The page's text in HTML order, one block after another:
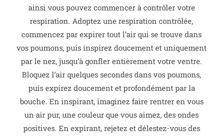
ainsi vous pouvez commencer à contrôler votre
respiration. Adoptez une respiration contrôlée,
commencez par expirer tout l’air qui se trouve dans
vos poumons, puis inspirez doucement et uniquement
par le nez, jusqu’à gonfler entièrement votre ventre.
Bloquez l’air quelques secondes dans vos poumons,
puis expirez doucement et profondément par la
bouche. En inspirant, imaginez faire rentrer en vous
un air pur, une couleur que vous aimez, des ondes
positives. En expirant, rejetez et délestez-vous des